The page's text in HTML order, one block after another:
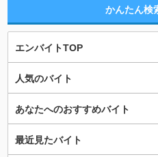
かんたん検
エンバイトTOP
人気のバイト
あなたへのおすすめバイト
最近見たバイト